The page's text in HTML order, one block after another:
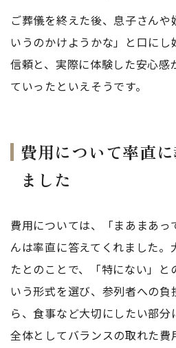
ご葬儀を終えた後、息子さん
いうのかけようかな」と口に
信頼と、実際に体験した安心感
ていったといえそうです。
費用について率直
ました
費用については、「まあまあっ
んは率直に答えてくれました。
たとのことで、「特にない」と
いう形式を選び、参列者への
ら、食事など大切にしたい部分
全体としてバランスの取れた費